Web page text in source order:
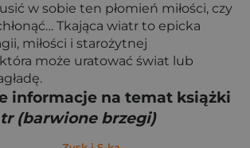
w sobie ten płomień miłości, czy
Tkająca wiatr to epicka
miłości i starożytnej
może uratować świat lub
informacje na temat książki
(barwione brzegi)